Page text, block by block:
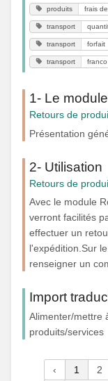
produits frais
transport
transport forfait
transport franco
1- Le
Retours de
Présentation
2- Utilisation
Retours de
Avec le module
verront facilités
effectuer un
l'expédition.Sur
renseigner un
Import
Alimenter/mettre
produits/services
‹ 1 2